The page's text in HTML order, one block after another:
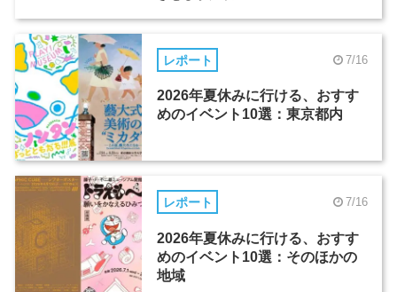
レポート 7/16
2026年夏休みに行ける、おすす
めのイベント10選：東京都内
レポート 7/16
2026年夏休みに行ける、おすす
めのイベント10選：そのほかの
地域